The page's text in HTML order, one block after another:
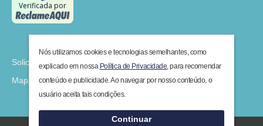
Verificada por
Solicitar Devolução
Mapa do Site
Nós utilizamos cookies e tecnologias semelhantes, como
explicado em nossa Política de Privacidade, para recomendar
conteúdo e publicidade. Ao navegar por nosso conteúdo, o
usuário aceita tais condições.
Continuar